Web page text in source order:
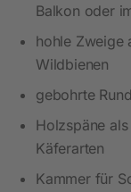
Balkon oder
hohle Zweige
Wildbienen
gebohrte
Holzspäne
Käferarten
Kammer für